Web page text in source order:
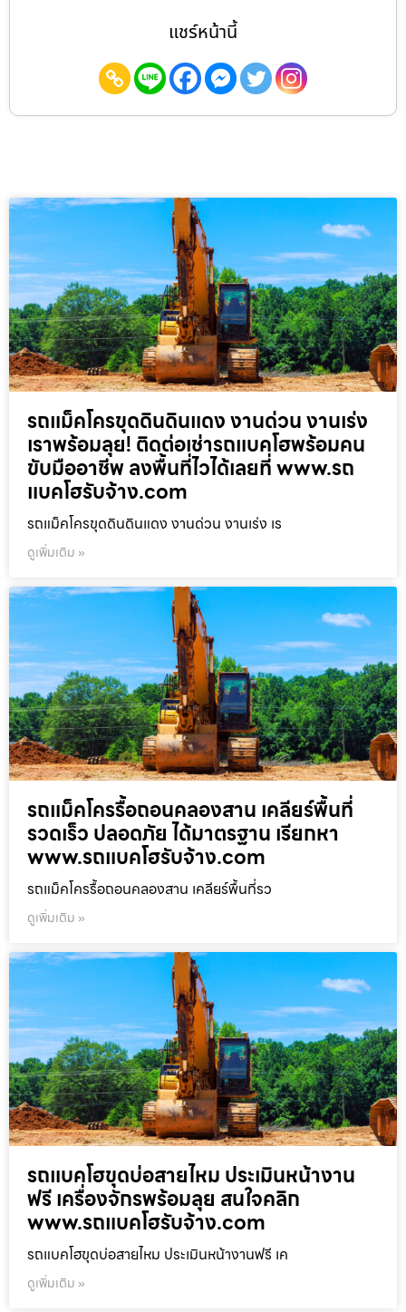
แชร์หน้านี้
รถแม็คโครขุดดินดินแดง งานด่วน งานเร่ง
เราพร้อมลุย! ติดต่อเช่ารถแบคโฮพร้อมคน
ขับมืออาชีพ ลงพื้นที่ไวได้เลยที่ www.รถ
แบคโฮรับจ้าง.com
รถแม็คโครขุดดินดินแดง งานด่วน งานเร่ง เร
ดูเพิ่มเติม »
รถแม็คโครรื้อถอนคลองสาน เคลียร์พื้นที่
รวดเร็ว ปลอดภัย ได้มาตรฐาน เรียกหา
www.รถแบคโฮรับจ้าง.com
รถแม็คโครรื้อถอนคลองสาน เคลียร์พื้นที่รว
ดูเพิ่มเติม »
รถแบคโฮขุดบ่อสายไหม ประเมินหน้างาน
ฟรี เครื่องจักรพร้อมลุย สนใจคลิก
www.รถแบคโฮรับจ้าง.com
รถแบคโฮขุดบ่อสายไหม ประเมินหน้างานฟรี เค
ดูเพิ่มเติม »